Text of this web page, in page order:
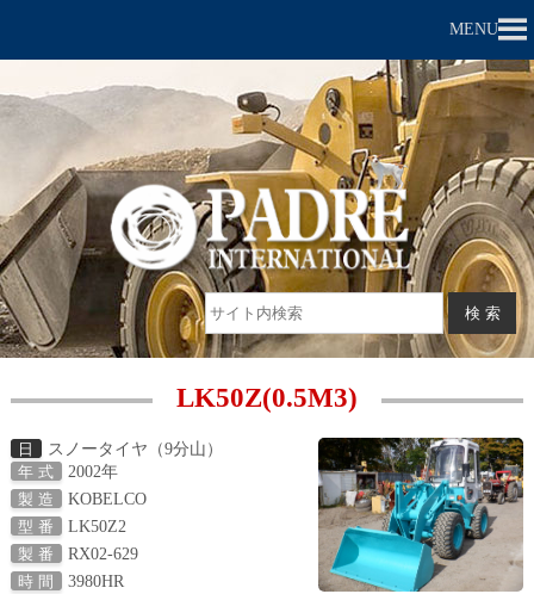
MENU
LK50Z(0.5M3)
日 スノータイヤ（9分山）
年 式 2002年
製 造 KOBELCO
型 番 LK50Z2
製 番 RX02-629
時 間 3980HR